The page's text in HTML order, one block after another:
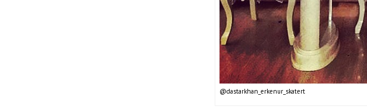
@dastarkhan_erkenur_skatert